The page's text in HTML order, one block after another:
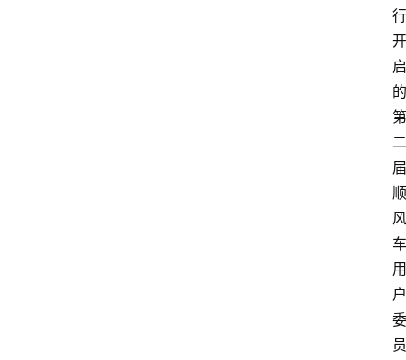
行
开
启
的
第
二
届
顺
风
车
用
户
委
员